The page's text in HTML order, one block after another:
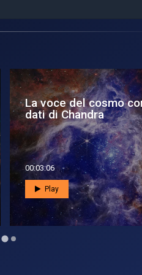
La voce del cosmo
dati di Chandra
00:03:06
Play